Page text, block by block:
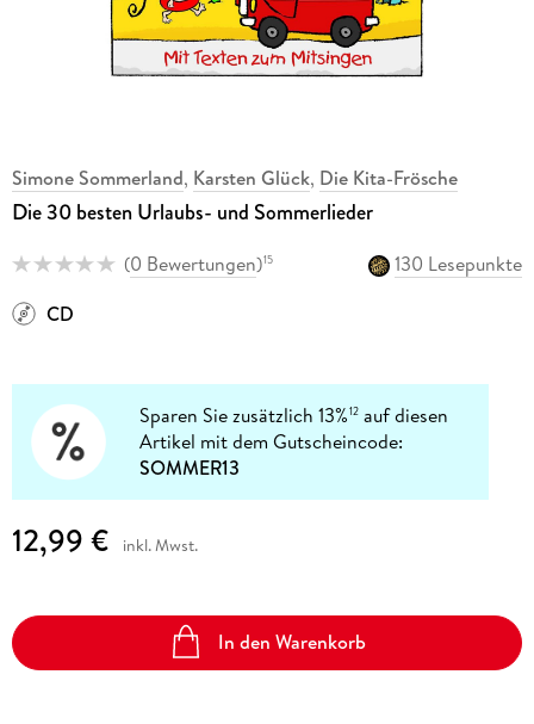
Simone Sommerland, Karsten Glück, Die Kita-Frösche
Die 30 besten Urlaubs- und Sommerlieder
(0 Bewertungen)15
130 Lesepunkte
CD
Sparen Sie zusätzlich 13%12 auf diesen
Artikel mit dem Gutscheincode:
SOMMER13
12,99 € inkl. Mwst.
In den Warenkorb